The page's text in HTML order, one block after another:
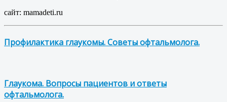
сайт: mamadeti.ru
Профилактика глаукомы. Советы офтальмолога.
Глаукома. Вопросы пациентов и ответы
офтальмолога.